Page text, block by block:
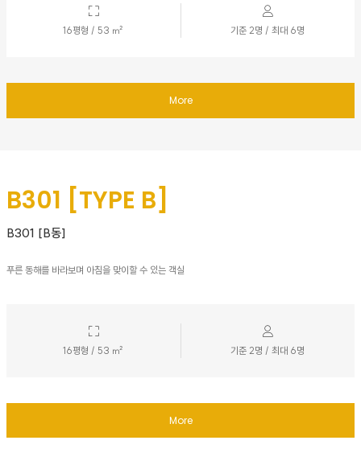
16평형 / 53 ㎡ 기준 2명 / 최대 6명
More
B301 [TYPE B]
B301 [B동]
푸른 동해를 바라보며 아침을 맞이할 수 있는 객실
16평형 / 53 ㎡ 기준 2명 / 최대 6명
More